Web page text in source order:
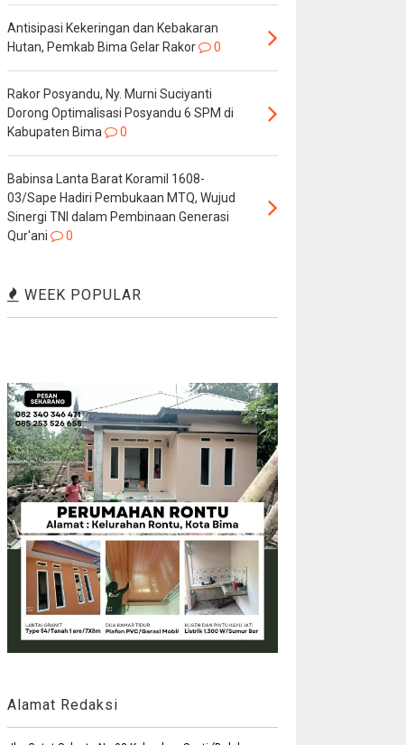
Antisipasi Kekeringan dan Kebakaran
Hutan, Pemkab Bima Gelar Rakor
0
Rakor Posyandu, Ny. Murni Suciyanti
Dorong Optimalisasi Posyandu 6 SPM di
Kabupaten Bima
0
Babinsa Lanta Barat Koramil 1608-
03/Sape Hadiri Pembukaan MTQ, Wujud
Sinergi TNI dalam Pembinaan Generasi
Qur'ani
0
WEEK POPULAR
Alamat Redaksi